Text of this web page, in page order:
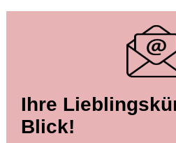
Ihre
Blick!